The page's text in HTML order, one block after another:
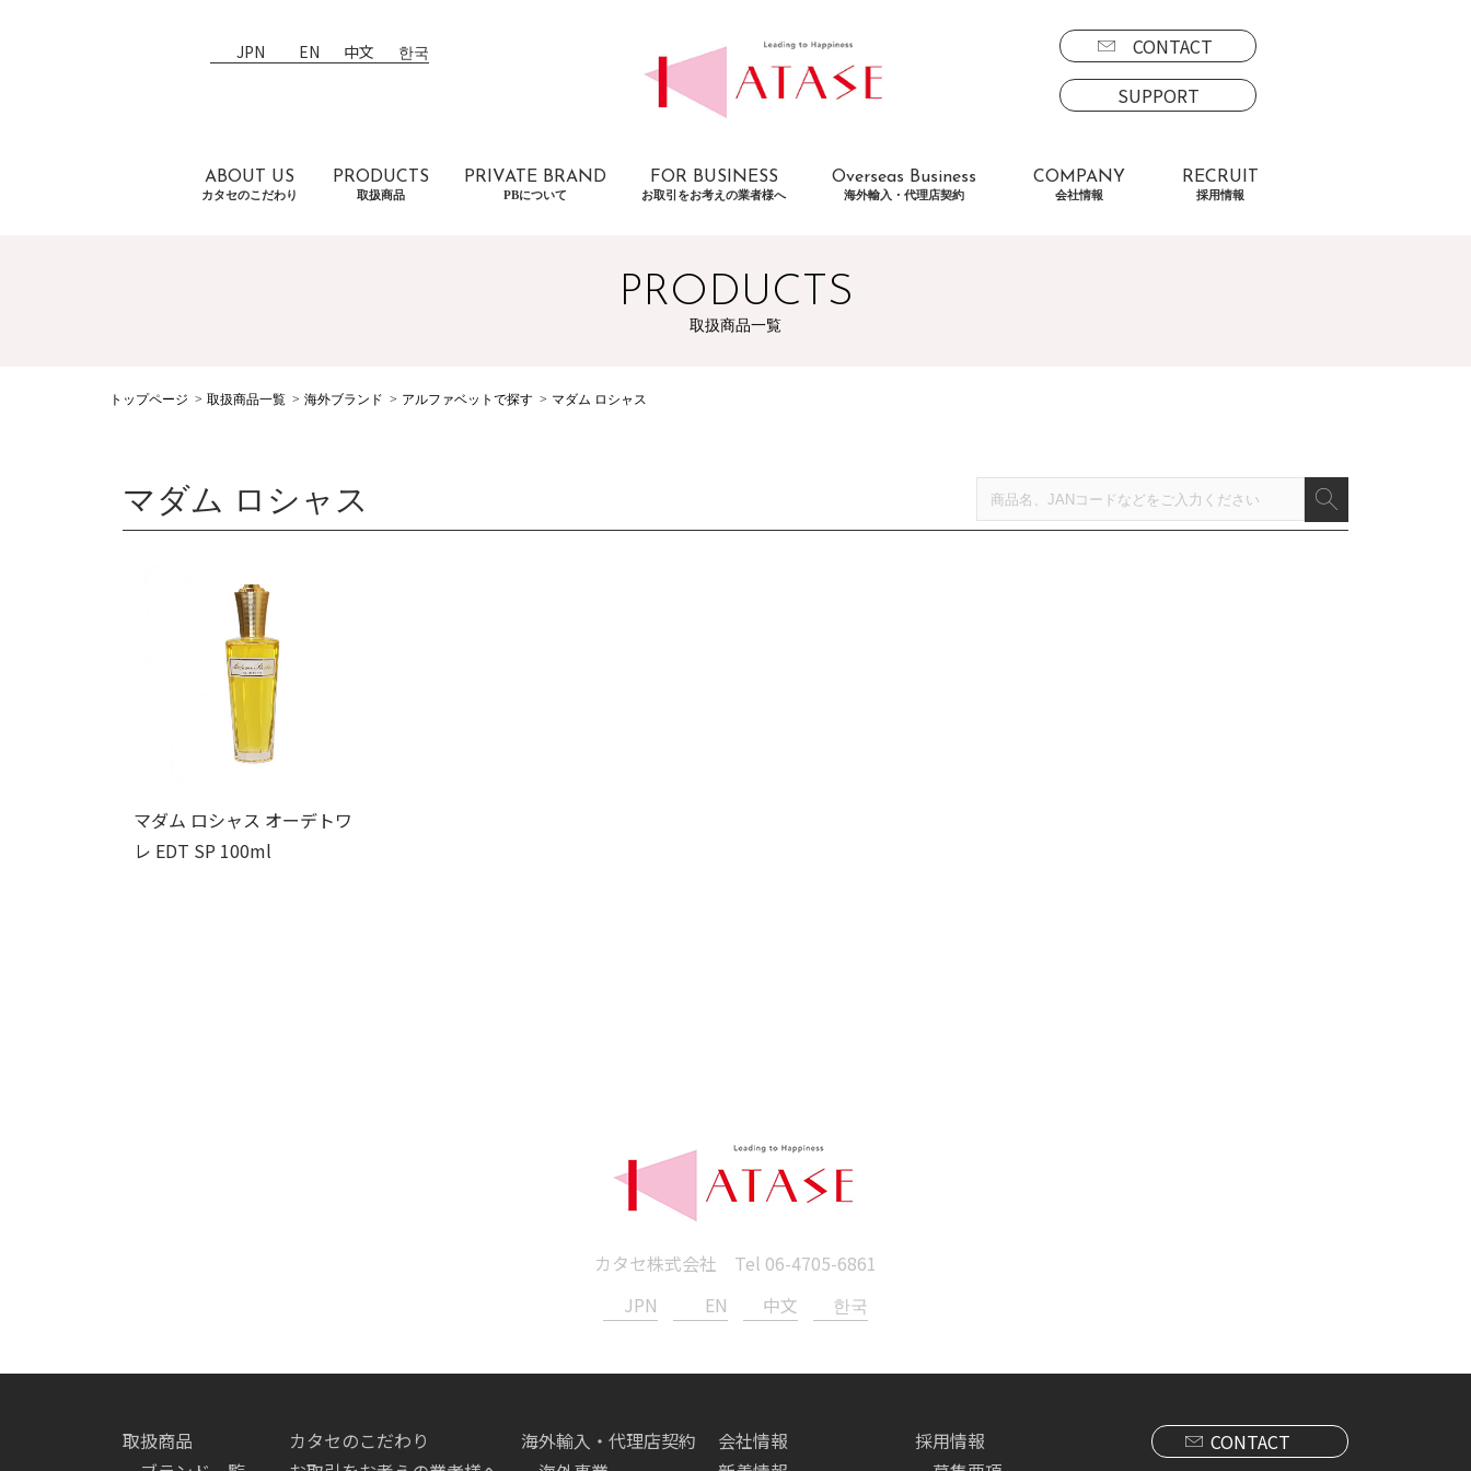
JPN EN 中文 한국
CONTACT
SUPPORT
ABOUT US
カタセのこだわり
PRODUCTS
取扱商品
PRIVATE BRAND
PBについて
FOR BUSINESS
お取引をお考えの業者様へ
Overseas Business
海外輸入・代理店契約
COMPANY
会社情報
RECRUIT
採用情報
PRODUCTS
取扱商品一覧
トップページ 取扱商品一覧 海外ブランド アルファベットで探す マダム ロシャス
マダム ロシャス
マダム ロシャス オーデトワ
レ EDT SP 100ml
カタセ株式会社 Tel 06-4705-6861
JPN
EN 中文 한국
取扱商品
カタセのこだわり
海外輸入・代理店契約
会社情報
採用情報
CONTACT